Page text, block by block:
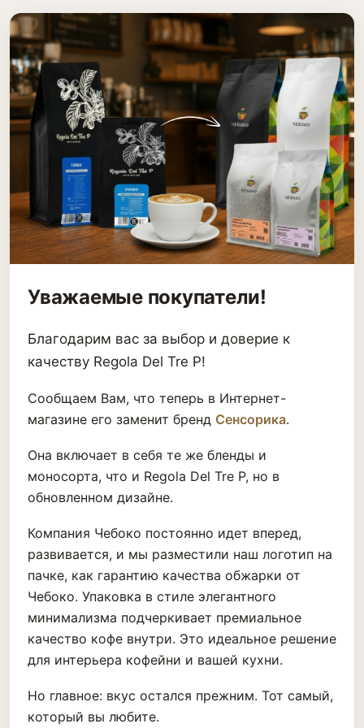
Уважаемые покупатели!
Благодарим вас за выбор и доверие к
качеству Regola Del Tre P!
Сообщаем Вам, что теперь в Интернет-
магазине его заменит бренд Сенсорика.
Она включает в себя те же бленды и
моносорта, что и Regola Del Tre P, но в
обновленном дизайне.
Компания Чебоко постоянно идет вперед,
развивается, и мы разместили наш логотип на
пачке, как гарантию качества обжарки от
Чебоко. Упаковка в стиле элегантного
минимализма подчеркивает премиальное
качество кофе внутри. Это идеальное решение
для интерьера кофейни и вашей кухни.
Но главное: вкус остался прежним. Тот самый,
который вы любите.